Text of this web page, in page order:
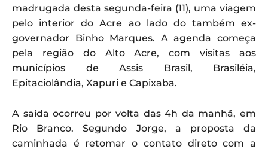
madrugada desta segunda-feira (11), uma viagem
pelo interior do Acre ao lado do também ex-
governador Binho Marques. A agenda começa
pela região do Alto Acre, com visitas aos
municípios de Assis Brasil, Brasiléia,
Epitaciolândia, Xapuri e Capixaba.
A saída ocorreu por volta das 4h da manhã, em
Rio Branco. Segundo Jorge, a proposta da
caminhada é retomar o contato direto com a